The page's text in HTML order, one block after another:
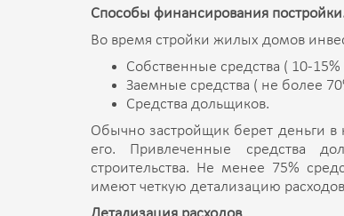
Способы финансирования
Во время стройки жилых домов
Собственные средства ( 10-15%
Заемные средства ( не более
Средства дольщиков.
Обычно застройщик берет деньги в
его. Привлеченные средства
строительства. Не менее 75%
имеют четкую детализацию